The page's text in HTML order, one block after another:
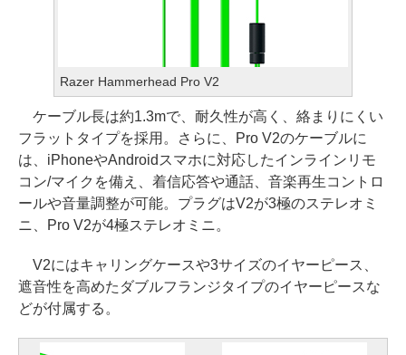
Razer Hammerhead Pro V2
ケーブル長は約1.3mで、耐久性が高く、絡まりにくい
フラットタイプを採用。さらに、Pro V2のケーブルに
は、iPhoneやAndroidスマホに対応したインラインリモ
コン/マイクを備え、着信応答や通話、音楽再生コントロ
ールや音量調整が可能。プラグはV2が3極のステレオミ
ニ、Pro V2が4極ステレオミニ。
V2にはキャリングケースや3サイズのイヤーピース、
遮音性を高めたダブルフランジタイプのイヤーピースな
どが付属する。